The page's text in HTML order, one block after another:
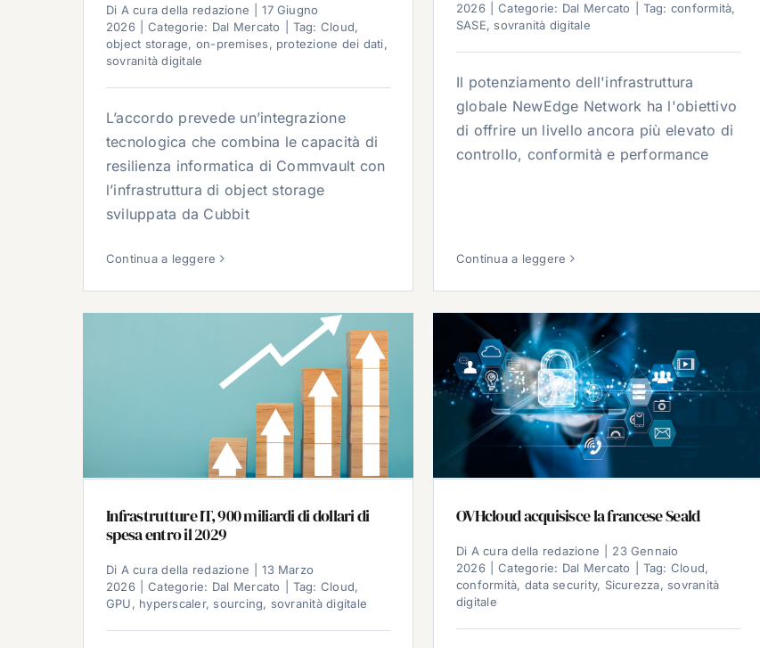
Di A cura della redazione
17 Giugno
2026
Categorie: Dal Mercato Tag: Cloud,
object storage, on-premises, protezione dei dati,
sovranità digitale
L’accordo prevede un’integrazione
tecnologica che combina le capacità di
resilienza informatica di Commvault con
l’infrastruttura di object storage
sviluppata da Cubbit
Continua a leggere
2026
Categorie: Dal Mercato Tag: conformità,
SASE, sovranità digitale
Il potenziamento dell'infrastruttura
globale NewEdge Network ha l'obiettivo
di offrire un livello ancora più elevato di
controllo, conformità e performance
Continua a leggere
Infrastrutture IT, 900 miliardi di dollari di
spesa entro il 2029
Di A cura della redazione
13 Marzo
2026
Categorie: Dal Mercato Tag: Cloud,
GPU, hyperscaler, sourcing, sovranità digitale
OVHcloud acquisisce la francese Seald
Di A cura della redazione
23 Gennaio
2026
Categorie: Dal Mercato Tag: Cloud,
conformità, data security, Sicurezza, sovranità
digitale